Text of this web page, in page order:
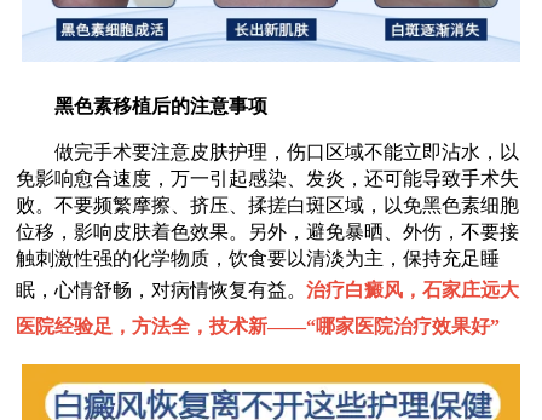
黑色素移植后的注意事项
做完手术要注意皮肤护理，伤口区域不能立即沾水，以
免影响愈合速度，万一引起感染、发炎，还可能导致手术失
败。不要频繁摩擦、挤压、揉搓白斑区域，以免黑色素细胞
位移，影响皮肤着色效果。另外，避免暴晒、外伤，不要接
触刺激性强的化学物质，饮食要以清淡为主，保持充足睡
眠，心情舒畅，对病情恢复有益。治疗白癜风，石家庄远大
医院经验足，方法全，技术新——“哪家医院治疗效果好”